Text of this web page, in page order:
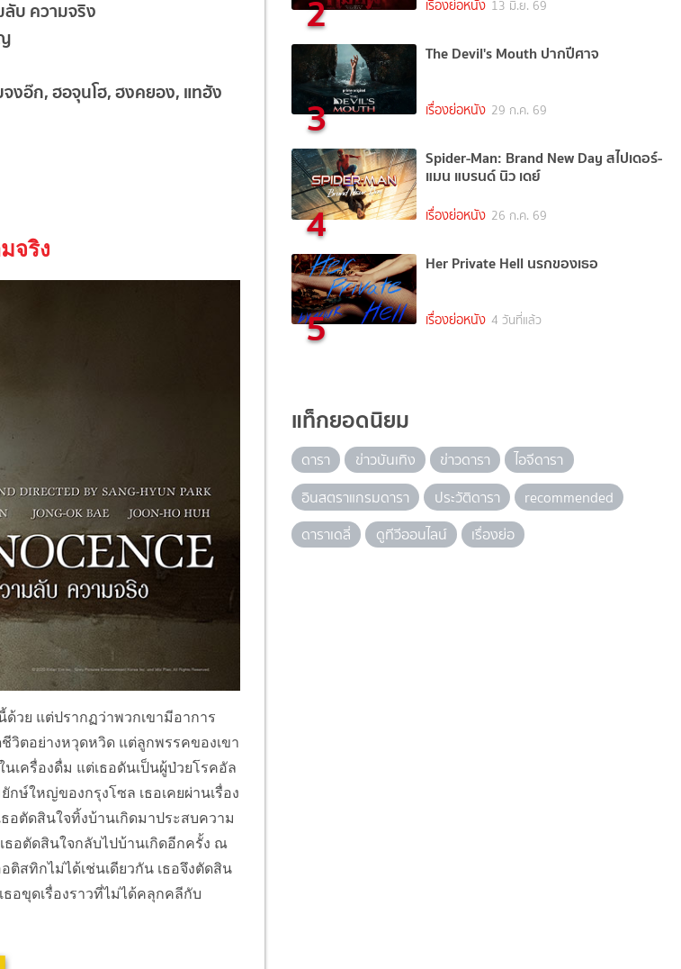
บ ความจริง
งอ๊ก, ฮอจุนโฮ, ฮงคยอง, แทฮัง
จริง
วย แต่ปรากฏว่าพวกเขามีอาการ
วิตอย่างหวุดหวิด แต่ลูกพรรคของเขา
เครื่องดื่ม แต่เธอดันเป็นผู้ป่วยโรคอัล
ษ์ใหญ่ของกรุงโซล เธอเคยผ่านเรื่อง
อตัดสินใจทิ้งบ้านเกิดมาประสบความ
อตัดสินใจกลับไปบ้านเกิดอีกครั้ง ณ
ติสทิกไม่ได้เช่นเดียวกัน เธอจึงตัดสิน
อขุดเรื่องราวที่ไม่ได้คลุกคลีกับ
2 เรื่องย่อหนัง 13 มิ.ย. 69
3
The Devil's Mouth ปากปีศาจ
เรื่องย่อหนัง 29 ก.ค. 69
4
Spider-Man: Brand New Day สไปเดอร์-
แมน แบรนด์ นิว เดย์
เรื่องย่อหนัง 26 ก.ค. 69
5
Her Private Hell นรกของเธอ
เรื่องย่อหนัง 4 วันที่แล้ว
แท็กยอดนิยม
ดารา ข่าวบันเทิง ข่าวดารา
ไอจีดารา
อินสตราแกรมดารา
ประวัติดารา
recommended
ดาราเดลี่
ดูทีวีออนไลน์ เรื่องย่อ